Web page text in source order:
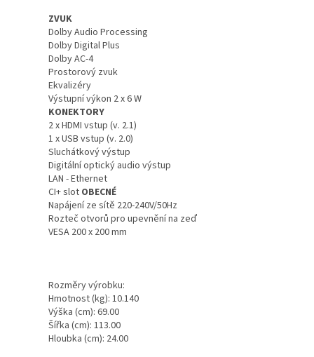
ZVUK
Dolby Audio Processing
Dolby Digital Plus
Dolby AC-4
Prostorový zvuk
Ekvalizéry
Výstupní výkon 2 x 6 W
KONEKTORY
2 x HDMI vstup (v. 2.1)
1 x USB vstup (v. 2.0)
Sluchátkový výstup
Digitální optický audio výstup
LAN - Ethernet
CI+ slot OBECNÉ
Napájení ze sítě 220-240V/50Hz
Rozteč otvorů pro upevnění na zeď
VESA 200 x 200 mm
Rozměry výrobku:
Hmotnost (kg): 10.140
Výška (cm): 69.00
Šířka (cm): 113.00
Hloubka (cm): 24.00